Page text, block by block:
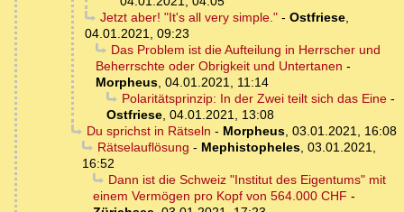
Jetzt aber! "It's all very simple."- Ostfriese,
04.01.2021, 09:23
Das Problem ist die Aufteilung in Herrscher und
Beherrschte oder Obrigkeit und Untertanen -
Morpheus, 04.01.2021, 11:14
Polaritätsprinzip: In der Zwei teilt sich das Eine-
Ostfriese, 04.01.2021, 13:08
Du sprichst in Rätseln - Morpheus, 03.01.2021, 16:08
Rätselauflösung - Mephistopheles, 03.01.2021,
16:52
Dann ist die Schweiz "Institut des Eigentums" mit
einem Vermögen pro Kopf von 564.000 CHF -